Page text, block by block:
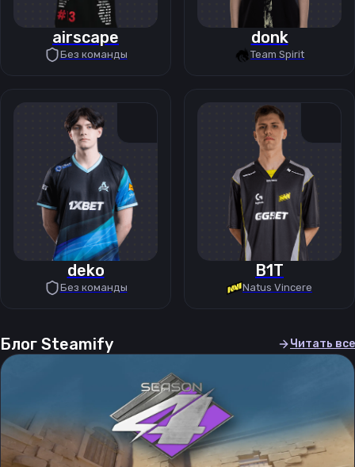
airscape
Без команды
donk
Team Spirit
deko
Без команды
B1T
Natus Vincere
Блог Steamify Читать все